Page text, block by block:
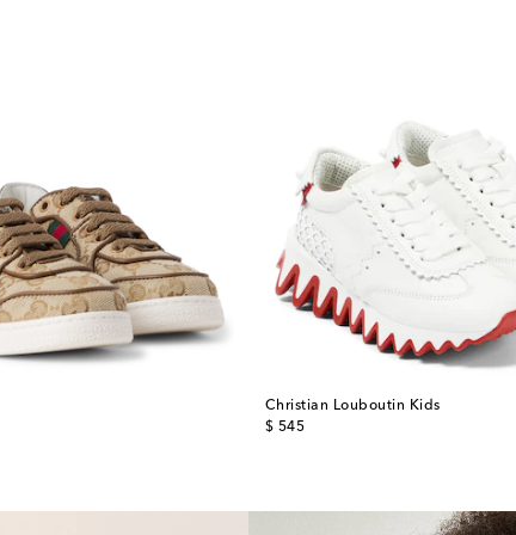
Christian Louboutin Kids
$ 545
original price